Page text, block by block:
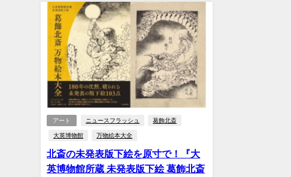
アート ニュースフラッシュ 葛飾北斎
大英博物館 万物絵本大全
北斎の未発表版下絵を原寸で！『大
英博物館所蔵 未発表版下絵 葛飾北斎